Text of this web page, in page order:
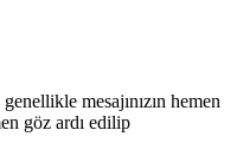
genellikle mesajınızın hemen
göz ardı edilip